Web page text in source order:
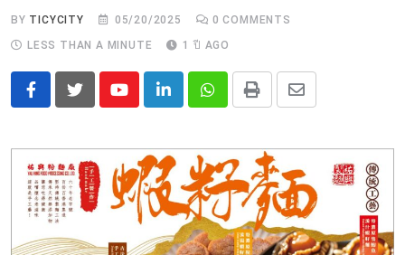
BY TICYCITY 05/20/2025 0 COMMENTS
LESS THAN A MINUTE
1 ปี AGO
YoutubeLinkedInWhatsapp
Print
Share
Email